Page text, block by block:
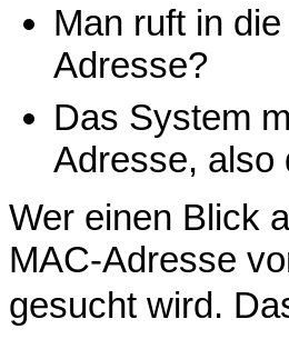
Man ruft in
Adresse?
Das System
Adresse, also
Wer einen Blick
MAC-Adresse
gesucht wird.